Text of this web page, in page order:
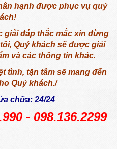
hạnh được phục vụ quý
giải đáp thắc mắc xin đừng
Quý khách sẽ được giải
và các thông tin khác.
tình, tận tâm sẽ mang đến
Quý khách./
chữa: 24/24
- 098.136.2299